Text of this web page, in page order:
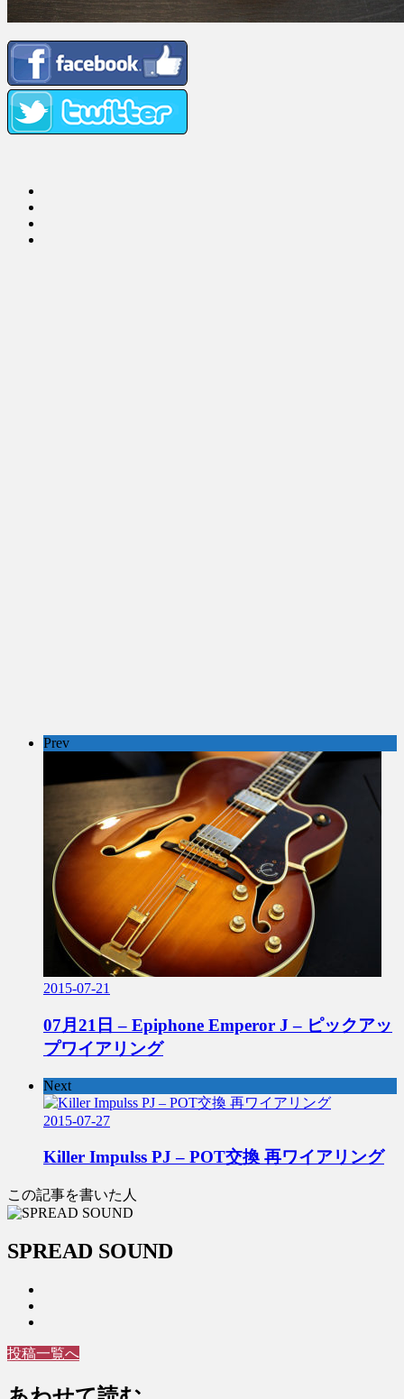
Prev
2015-07-21
07月21日 – Epiphone Emperor J – ピックアッ
プワイアリング
Next
2015-07-27
Killer Impulss PJ – POT交換 再ワイアリング
この記事を書いた人
SPREAD SOUND
投稿一覧へ